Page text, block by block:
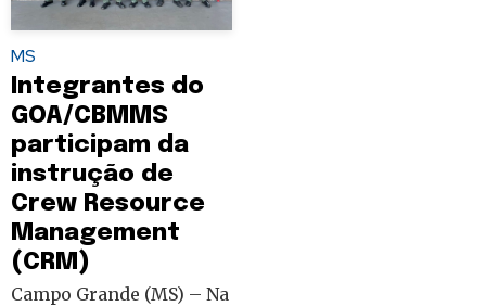
MS
Integrantes do
GOA/CBMMS
participam da
instrução de
Crew Resource
Management
(CRM)
Campo Grande (MS) – Na